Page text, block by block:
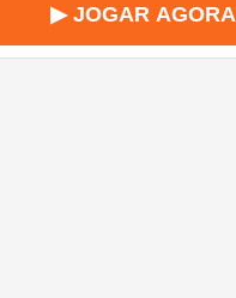
▶ JOGAR AGORA